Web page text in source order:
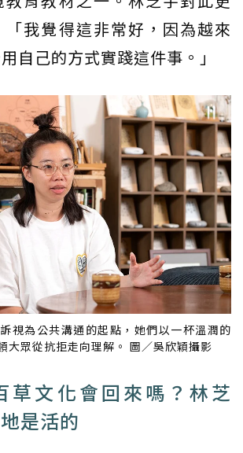
我覺得這非常好，因為越來
自己的方式實踐這件事。」
視為公共溝通的起點，她們以一杯溫潤的
大眾從抗拒走向理解。 圖／吳欣穎攝影
草文化會回來嗎？林芝
是活的